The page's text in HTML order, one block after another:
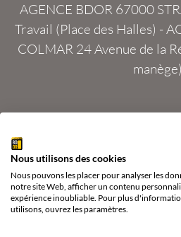
AGENCE BDOR 67000
Travail (Place des Halles) -
COLMAR24 Avenue de la
manège)
Tous droits réservésAgence
& vente or, argent
Nous utilisons des cookies
Nous pouvons les placer pour analyser les
notre site Web, afficher un contenu
expérience inoubliable. Pour plus
utilisons, ouvrez les paramètres.